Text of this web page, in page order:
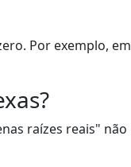
Por exemplo, em
raízes reais" não